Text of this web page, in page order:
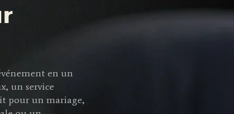
en un
un service
pour un mariage,